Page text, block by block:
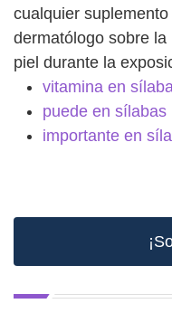
cualquier
dermatólogo sobre
piel durante la
vitamina en
puede en sílabas
importante en